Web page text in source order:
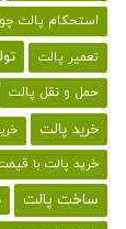
استحکام پالت
تعمیر پالت
حمل و نقل پالت
خرید پالت
خرید پالت با
ساخت پالت